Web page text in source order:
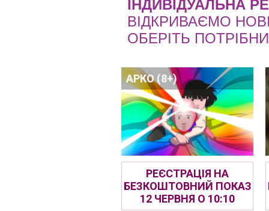
ІНДИВІДУАЛЬНА
ВІДКРИВАЄМО
ОБЕРІТЬ
АРКО (8+)
РЕЄСТРАЦІЯ НА
БЕЗКОШТОВНИЙ ПОКАЗ
12 ЧЕРВНЯ О 10:10